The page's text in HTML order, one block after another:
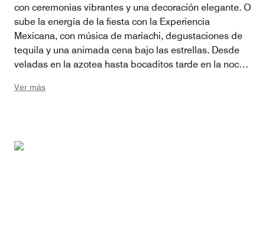
con ceremonias vibrantes y una decoración elegante. O
sube la energía de la fiesta con la Experiencia
Mexicana, con música de mariachi, degustaciones de
tequila y una animada cena bajo las estrellas. Desde
veladas en la azotea hasta bocaditos tarde en la noche
diseñado para reflejar tu historia de amor única.
Ver más